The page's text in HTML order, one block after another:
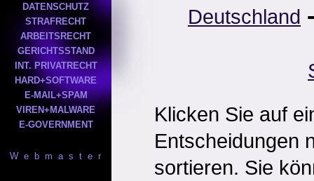
DATENSCHUTZ
STRAFRECHT
ARBEITSRECHT
GERICHTSSTAND
INT. PRIVATRECHT
HARD+SOFTWARE
E-MAIL+SPAM
VIREN+MALWARE
E-GOVERNMENT
W e b m a s t e r
Deutschland
Klicken Sie auf
Entscheidungen
sortieren. Sie